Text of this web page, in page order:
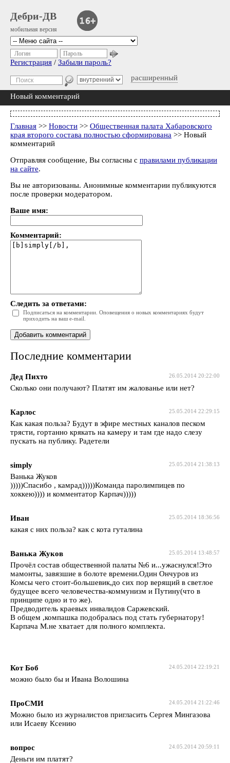
Дебри-ДВ
мобильная версия
расширенный
Логин Пароль
Регистрация / Забыли пароль?
Новый комментарий
Главная >> Новости >> Общественная палата Хабаровского
края второго состава полностью сформирована >> Новый
комментарий
Отправляя сообщение, Вы согласны с правилами публикации
на сайте.
Вы не авторизованы. Анонимные комментарии публикуются
после проверки модератором.
Ваше имя:
Комментарий:
Следить за ответами:
Подписаться на комментарии. Оповещения о новых комментариях будут
приходить на ваш e-mail.
Последние комментарии
26.05.2014 20:22:00
Дед Пихто
Сколько они получают? Платят им жалованье или нет?
25.05.2014 22:29:15
Карлос
Как какая польза? Будут в эфире местных каналов песком
трясти, гортанно крякать на камеру и там где надо слезу
пускать на публику. Радетели
25.05.2014 21:38:13
simply
Ванька Жуков
)))))Спасибо , камрад)))))Команда паролимпицев по
хоккею)))) и комментатор Карпач)))))
25.05.2014 18:36:56
Иван
какая с них польза? как с кота гуталина
25.05.2014 13:48:57
Ванька Жуков
Прочёл состав общественной палаты №6 и...ужаснулся!Это
мамонты, завязшие в болоте времени.Один Ончуров из
Комсы чего стоит-большевик,до сих пор верящий в светлое
будущее всего человечества-коммунизм и Путину(что в
принципе одно и то же).
Предводитель краевых инвалидов Саржевский.
В общем ,компашка подобралась под стать губернатору!
Карпача М.не хватает для полного комплекта.
24.05.2014 22:19:21
Кот Боб
можно было бы и Ивана Волошина
24.05.2014 21:22:46
ПроСМИ
Можно было из журналистов пригласить Сергея Мингазова
или Исаеву Ксению
24.05.2014 20:59:11
вопрос
Деньги им платят?